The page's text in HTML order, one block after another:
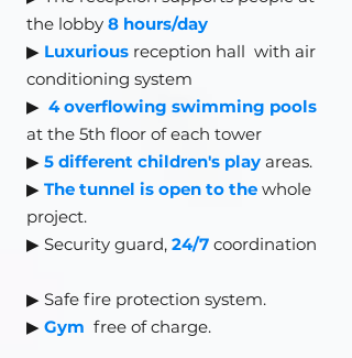
the lobby 8 hours/day
▶ Luxurious reception hall with air
conditioning system
▶ 4 overflowing swimming pools
at the 5th floor of each tower
▶ 5 different children's play areas.
▶ The tunnel is open to the whole
project.
▶ Security guard, 24/7 coordination
▶ Safe fire protection system.
▶ Gym free of charge.